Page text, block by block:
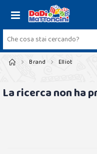
Brand Elliot
La ricerca non ha